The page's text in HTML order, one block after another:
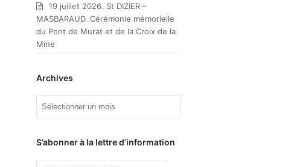
19 juillet 2026. St DIZIER –
MASBARAUD. Cérémonie mémorielle
du Pont de Murat et de la Croix de la
Mine
Archives
S’abonner à la lettre d’information